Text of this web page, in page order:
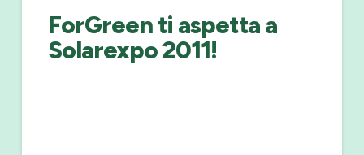
ForGreen ti aspetta a
Solarexpo 2011!